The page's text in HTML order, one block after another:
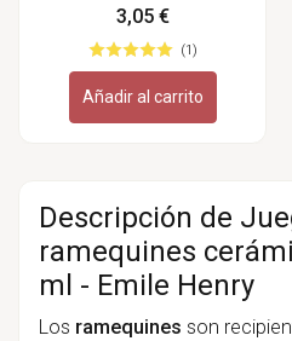
3,05 €
(1)
Añadir al carrito
Descripción de
ramequines
ml - Emile Henry
Los ramequines son